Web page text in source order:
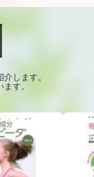
します。
す。